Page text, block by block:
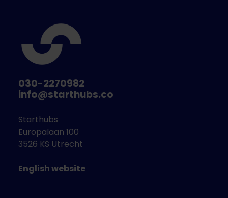
030-2270982
info@starthubs.co
Starthubs
Europalaan 100
3526 KS Utrecht
English website